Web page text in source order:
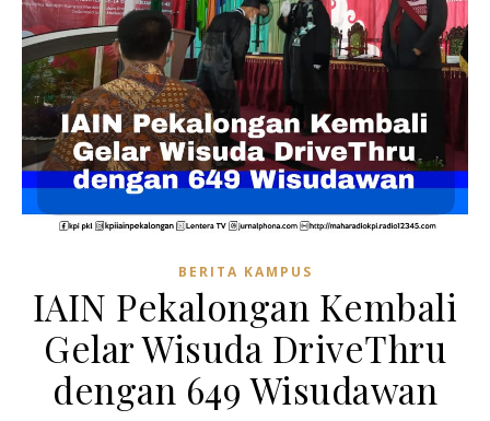
BERITA KAMPUS
IAIN Pekalongan Kembali
Gelar Wisuda DriveThru
dengan 649 Wisudawan